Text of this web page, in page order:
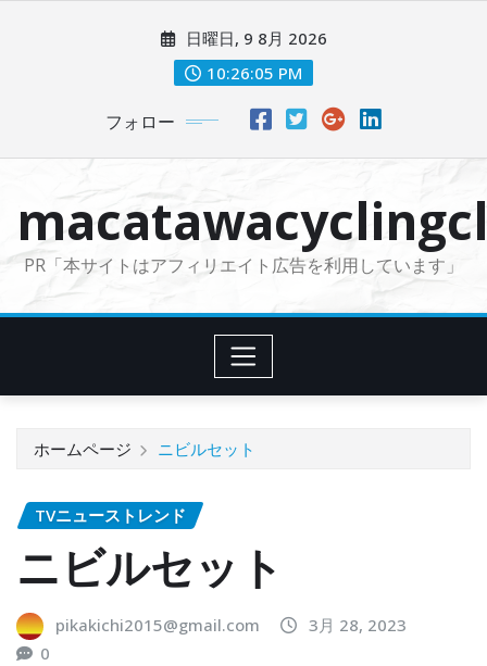
に
日曜日, 9 8月 2026
10:26:07 PM
フォロー
PR「本サイトはアフィリエイト広告を利用しています」
ホームページ ニビルセット
TVニューストレンド
ニビルセット
pikakichi2015@gmail.com
3月 28, 2023
0